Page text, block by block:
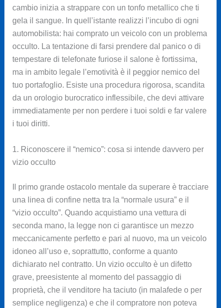
cambio inizia a strappare con un tonfo metallico che ti
gela il sangue. In quell’istante realizzi l’incubo di ogni
automobilista: hai comprato un veicolo con un problema
occulto. La tentazione di farsi prendere dal panico o di
tempestare di telefonate furiose il salone è fortissima,
ma in ambito legale l’emotività è il peggior nemico del
tuo portafoglio. Esiste una procedura rigorosa, scandita
da un orologio burocratico inflessibile, che devi attivare
immediatamente per non perdere i tuoi soldi e far valere
i tuoi diritti.
1. Riconoscere il “nemico”: cosa si intende davvero per
vizio occulto
Il primo grande ostacolo mentale da superare è tracciare
una linea di confine netta tra la “normale usura” e il
“vizio occulto”. Quando acquistiamo una vettura di
seconda mano, la legge non ci garantisce un mezzo
meccanicamente perfetto e pari al nuovo, ma un veicolo
idoneo all’uso e, soprattutto, conforme a quanto
dichiarato nel contratto. Un vizio occulto è un difetto
grave, preesistente al momento del passaggio di
proprietà, che il venditore ha taciuto (in malafede o per
semplice negligenza) e che il compratore non poteva